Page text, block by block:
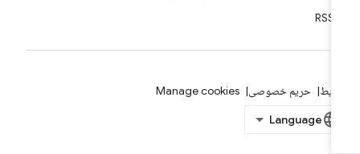
حریم خصوصی Manage cookies